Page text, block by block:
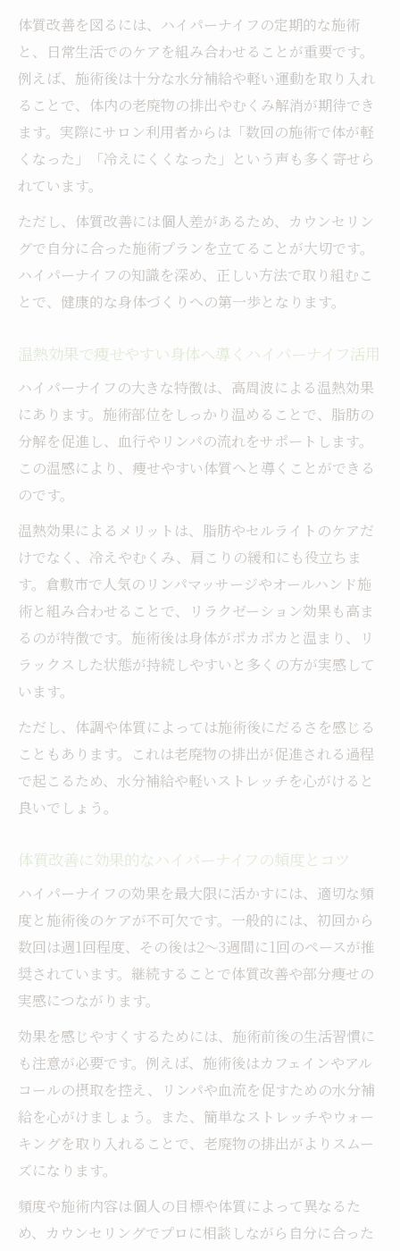
部分痩せと体質改善のための知識を深めよ
う
倉敷エリアで注目されるハイパーナイフ活用術
倉敷の女性に人気のハイパーナイフ知識と
は
倉敷エリアで実感できるハイパーナイフの
魅力
倉敷で選ばれるハイパーナイフ活用のポイ
ント
ハイパーナイフの知識を地域で活かす方法
リンパケアやマッサージと併用する魅力とは
ハイパーナイフとリンパマッサージの相乗
効果
オールハンド施術とハイパーナイフの利点
マッサージ併用でハイパーナイフ効果を高
リンパケアと組み合わせたハイパーナイフ
知識
アロママッサージとハイパーナイフの活用
術
施術後の食事管理で効果を長持ちさせる方法
ハイパーナイフ施術後の食事と体質改善の
効果を持続させる食事管理とハイパーナイ
フ知識
痩せやすい体質作りに役立つ食事のポイン
ト
施術後3日間の過ごし方とハイパーナイフ
ハイパーナイフはどんな人に向いているのか
ハイパーナイフが向いている人の特徴まと
め
代謝アップ希望者におすすめのハイパーナ
イフ知識
セルライトやむくみに悩む方へハイパーナ
イフ提案
リラックス効果を重視する人にハイパーナ
イフ知識
体質改善を図るには、ハイパーナイフの定期的な施術
と、日常生活でのケアを組み合わせることが重要です。
例えば、施術後は十分な水分補給や軽い運動を取り入れ
ることで、体内の老廃物の排出やむくみ解消が期待でき
ます。実際にサロン利用者からは「数回の施術で体が軽
くなった」「冷えにくくなった」という声も多く寄せら
れています。
ただし、体質改善には個人差があるため、カウンセリン
グで自分に合った施術プランを立てることが大切です。
ハイパーナイフの知識を深め、正しい方法で取り組むこ
とで、健康的な身体づくりへの第一歩となります。
温熱効果で痩せやすい身体へ導くハイパーナイフ活用
ハイパーナイフの大きな特徴は、高周波による温熱効果
にあります。施術部位をしっかり温めることで、脂肪の
分解を促進し、血行やリンパの流れをサポートします。
この温感により、痩せやすい体質へと導くことができる
のです。
温熱効果によるメリットは、脂肪やセルライトのケアだ
けでなく、冷えやむくみ、肩こりの緩和にも役立ちま
す。倉敷市で人気のリンパマッサージやオールハンド施
術と組み合わせることで、リラクゼーション効果も高ま
るのが特徴です。施術後は身体がポカポカと温まり、リ
ラックスした状態が持続しやすいと多くの方が実感して
います。
ただし、体調や体質によっては施術後にだるさを感じる
こともあります。これは老廃物の排出が促進される過程
で起こるため、水分補給や軽いストレッチを心がけると
良いでしょう。
体質改善に効果的なハイパーナイフの頻度とコツ
ハイパーナイフの効果を最大限に活かすには、適切な頻
度と施術後のケアが不可欠です。一般的には、初回から
数回は週1回程度、その後は2～3週間に1回のペースが推
奨されています。継続することで体質改善や部分痩せの
実感につながります。
効果を感じやすくするためには、施術前後の生活習慣に
も注意が必要です。例えば、施術後はカフェインやアル
コールの摂取を控え、リンパや血流を促すための水分補
給を心がけましょう。また、簡単なストレッチやウォー
キングを取り入れることで、老廃物の排出がよりスムー
ズになります。
頻度や施術内容は個人の目標や体質によって異なるた
め、カウンセリングでプロに相談しながら自分に合った